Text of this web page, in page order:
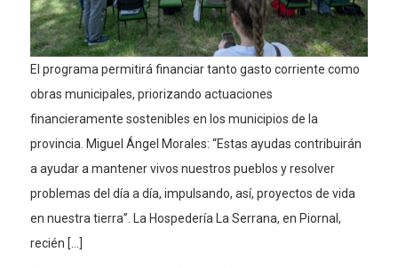
El programa permitirá financiar tanto gasto corriente como
obras municipales, priorizando actuaciones
financieramente sostenibles en los municipios de la
provincia. Miguel Ángel Morales: “Estas ayudas contribuirán
a ayudar a mantener vivos nuestros pueblos y resolver
problemas del día a día, impulsando, así, proyectos de vida
en nuestra tierra”. La Hospedería La Serrana, en Piornal,
recién […]